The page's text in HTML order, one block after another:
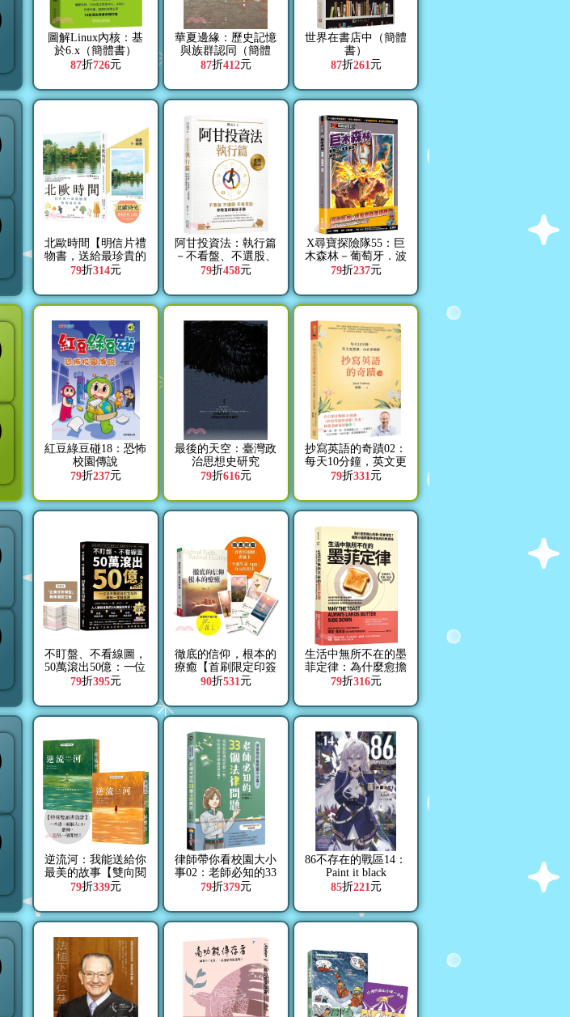
圖解Linux內核：基
於6.x（簡體書）
87折726元
華夏邊緣：歷史記憶
與族群認同（簡體
書）
87折412元
世界在書店中（簡體
書）
87折261元
北歐時間【明信片禮
物書，送給最珍貴的
你】：世界第一幸福
79折314元
阿甘投資法：執行篇
－不看盤、不選股、
不挑買點，你致富的
79折458元
X尋寶探險隊55：巨
木森林－葡萄牙．波
東家族．祕寶
79折237元
紅豆綠豆碰18：恐怖
校園傳說
79折237元
最後的天空：臺灣政
治思想史研究
79折616元
抄寫英語的奇蹟02：
每天10分鐘，英文更
熟練、內在更強韌
79折331元
不盯盤、不看線圖，
50萬滾出50億：一位
癌末醫師寫給女兒的
書送「企業分析報
告」精準選股拉頁】
79折395元
徹底的信仰，根本的
療癒【首刷限定印簽
版】
90折531元
生活中無所不在的墨
菲定律：為什麼愈擔
心的事，愈會發生？
的科學真相
79折316元
逆流河：我能送給你
最美的故事【雙向閱
讀‧經典新譯版】
79折339元
律師帶你看校園大小
事02：老師必知的33
個法律問題
79折379元
86不存在的戰區14：
Paint it black
85折221元